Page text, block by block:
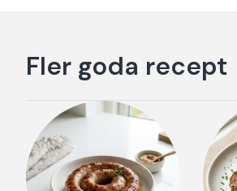
Fler goda recept